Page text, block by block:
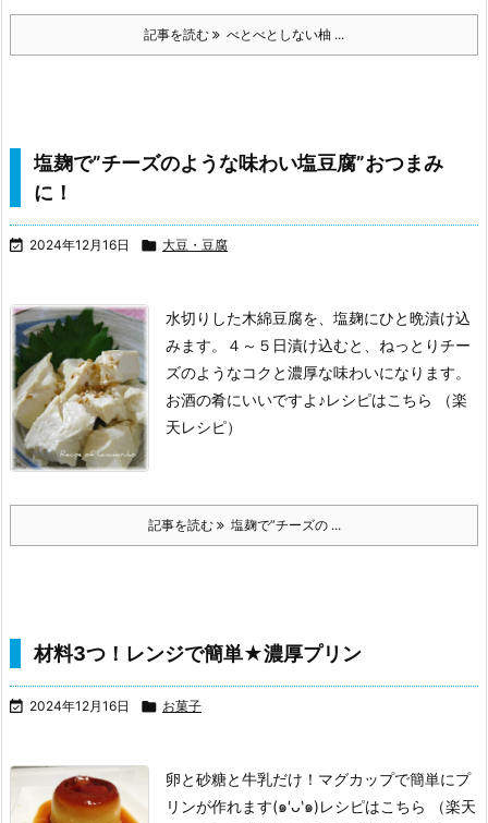
記事を読む べとべとしない柚 ...
塩麹で”チーズのような味わい塩豆腐”おつまみ
に！
 2024年12月16日  大豆・豆腐
水切りした木綿豆腐を、塩麹にひと晩漬け込
みます。
４～５日漬け込むと、ねっとりチー
ズのようなコクと濃厚な味わいになります。
お酒の肴にいいですよ♪レシピはこちら （楽
天レシピ）
記事を読む 塩麹で”チーズの ...
材料3つ！レンジで簡単★濃厚プリン
 2024年12月16日  お菓子
卵と砂糖と牛乳だけ！マグカップで簡単にプ
リンが作れます(๑′ᴗ‵๑)レシピはこちら （楽天